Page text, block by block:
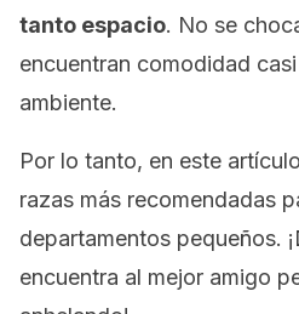
tanto espacio. No se
encuentran comodidad
ambiente.
Por lo tanto, en este
razas más recomendadas
departamentos pequeños.
encuentra al mejor amigo